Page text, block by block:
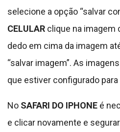
selecione a opção “salvar
CELULAR clique na imagem
dedo em cima da imagem
“salvar imagem”. As
que estiver configurado
No SAFARI DO IPHONE é
e clicar novamente e